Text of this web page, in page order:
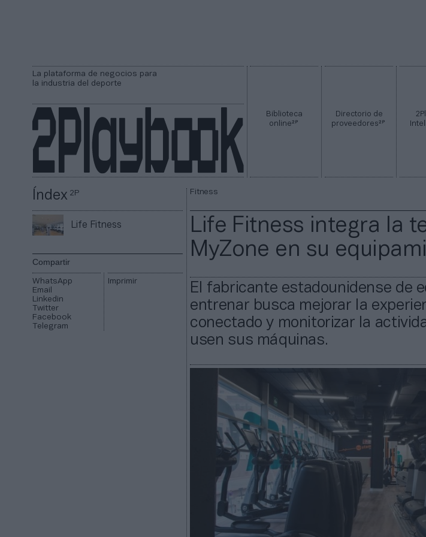
La plataforma de negocios para
la industria del deporte
Biblioteca
online2P
Directorio de
proveedores2P
Índex2P
Life Fitness
Compartir
WhatsApp
Email
Linkedin
Twitter
Facebook
Telegram
Imprimir
Fitness
Life Fitness integra la
MyZone en su
El fabricante estadounidense de
entrenar busca mejorar la
conectado y monitorizar la
usen sus máquinas.